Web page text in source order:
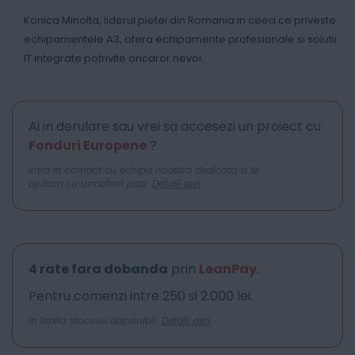
Konica Minolta, liderul pietei din Romania in ceea ce priveste
echipamentele A3, ofera echipamente profesionale si solutii
IT integrate potrivite oricaror nevoi.
Ai in derulare sau vrei sa accesezi un proiect cu
Fonduri Europene ?
Intra in contact cu echipa noastra dedicata si te
ajutam cu urmatorii pasi. Detalii aici
4 rate fara dobanda prin LeanPay.
Pentru comenzi intre 250 si 2.000 lei.
In limita stocului disponibil. Detalii aici